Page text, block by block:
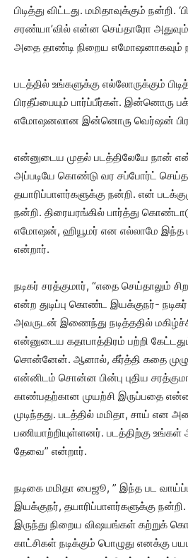
பிடித்து விட்டது. மமிதாவுக்கும் நன்றி.
சரண்யா’வில் என்ன செய்தாரோ
அதை தாண்டி நிறைய எமோஷனாகவும்
படத்தில் உங்களுக்கு எல்லோருக்கும்
பிரதீப்பையும் பார்ப்பீர்கள். இன்னொரு
எமோஷனலான இன்னொரு வெர்ஷன்
என்னுடைய முதல் படத்திலேயே
அப்படியே கொண்டு வர சப்போர்ட் செய்த
தயாரிப்பாளர்களுக்கு நன்றி. என்
நன்றி. திரையரங்கில் பார்த்து
எமோஷன், ஹியூமர் என எல்லாமே இந்த
என்றார்.
நடிகர் சரத்குமார், “எதை செய்தாலும்
என்ற துடிப்பு கொண்ட இயக்குநர்-
அவருடன் இணைந்து நடித்ததில் மகிழ்ச்சி.
என்னுடைய கதாபாத்திரம் பற்றி
சொன்னேன். ஆனால், கீர்த்தி கதை
என்னிடம் சொன்ன பின்பு புதிய
காண்பதற்கான முயற்சி இருப்பதை
முடிந்தது. படத்தில் மமிதா, சாய் என
பணியாற்றியுள்ளனர். படத்திற்கு
தேவை” என்றார்.
நடிகை மமிதா பைஜூ, ” இந்த பட
இயக்குநர், தயாரிப்பாளர்களுக்கு
இருந்து நிறைய விஷயங்கள் கற்றுக்
காட்சிகள் நடிக்கும் பொழுது எனக்கு